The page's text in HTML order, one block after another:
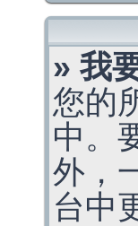
» 我
您的
中。
外，
台中